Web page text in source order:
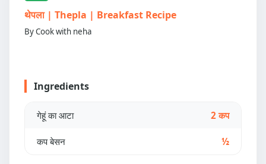
थेपला | Thepla | Breakfast Recipe
By Cook with neha
Ingredients
गेहूं का आटा 2 कप
कप बेसन ½